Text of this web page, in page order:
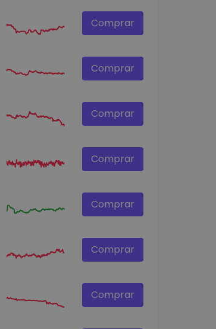
Comprar
Comprar
Comprar
Comprar
Comprar
Comprar
Comprar